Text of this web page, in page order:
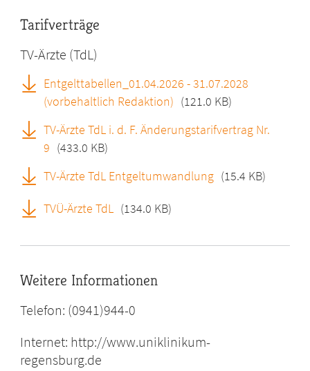
Tarifverträge
TV-Ärzte (TdL)
Entgelttabellen_01.04.2026 - 31.07.2028
(vorbehaltlich Redaktion) (121.0 KB)
TV-Ärzte TdL i. d. F. Änderungstarifvertrag Nr.
9 (433.0 KB)
TV-Ärzte TdL Entgeltumwandlung (15.4 KB)
TVÜ-Ärzte TdL (134.0 KB)
Weitere Informationen
Telefon: (0941)944-0
Internet: http://www.uniklinikum-
regensburg.de